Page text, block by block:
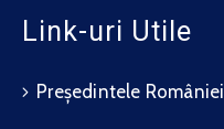
Link-uri Utile
Președintele României